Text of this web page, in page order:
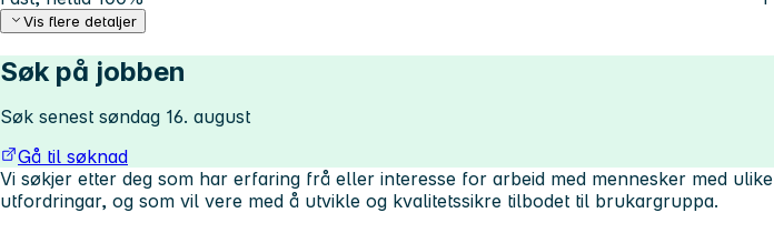
Vis flere detaljer
Søk på jobben
Søk senest søndag 16. august
Gå til søknad
Vi søkjer etter deg som har erfaring frå eller interesse for arbeid med mennesker med ulike
utfordringar, og som vil vere med å utvikle og kvalitetssikre tilbodet til brukargruppa.